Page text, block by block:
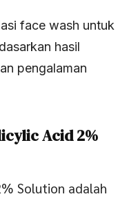
face wash untuk
hasil
pengalaman
Acid 2%
Solution adalah